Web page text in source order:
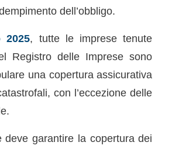
dell’obbligo.
2025, tutte le imprese tenute
Registro delle Imprese sono
una copertura assicurativa
con l’eccezione delle
deve garantire la copertura dei